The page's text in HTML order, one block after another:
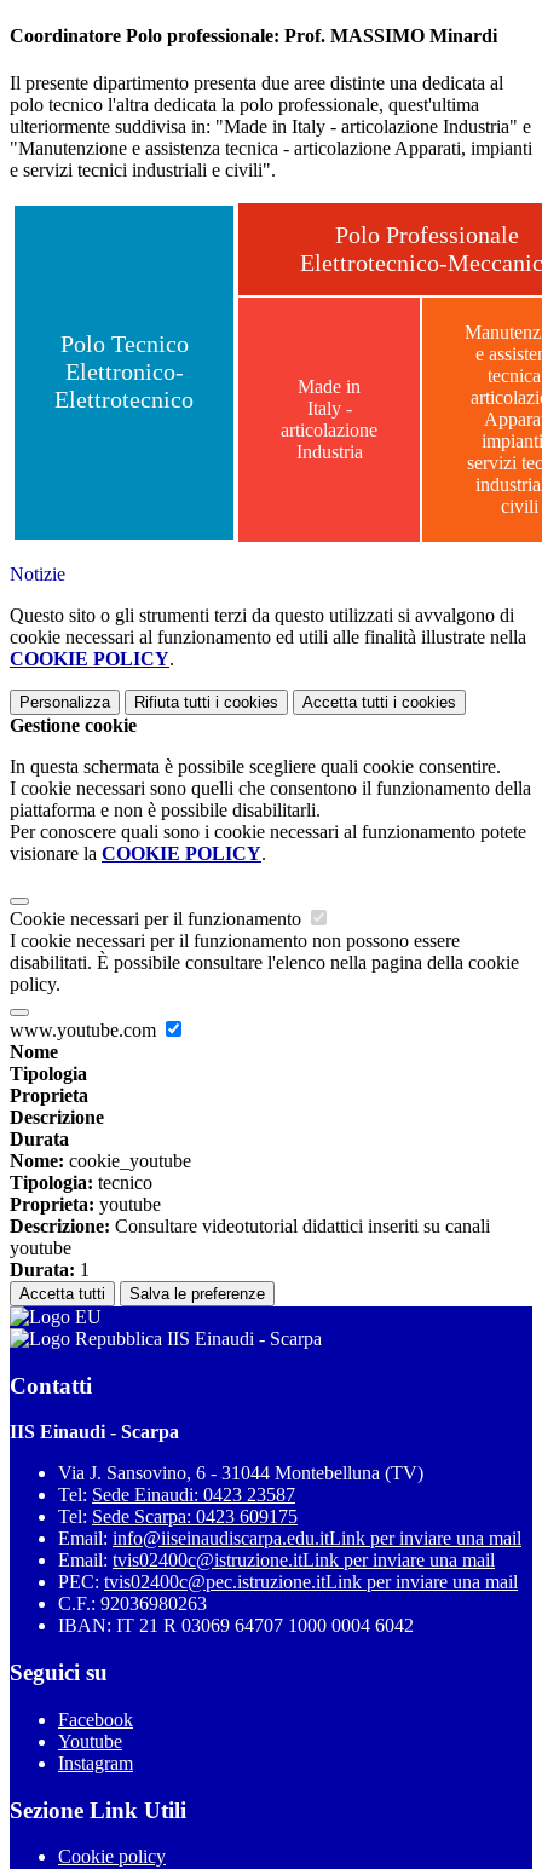
Coordinatore Polo professionale: Prof. MASSIMO Minardi
Il presente dipartimento presenta due aree distinte una dedicata al
polo tecnico l'altra dedicata la polo professionale, quest'ultima
ulteriormente suddivisa in: "Made in Italy - articolazione Industria" e
"Manutenzione e assistenza tecnica - articolazione Apparati, impianti
e servizi tecnici industriali e civili".
Polo Tecnico
Elettronico-
Elettrotecnico
Polo Professionale
Elettrotecnico-
Made in
Italy -
articolazione
Industria
e
servizi
civili
Notizie
Questo sito o gli strumenti terzi da questo utilizzati si avvalgono di
cookie necessari al funzionamento ed utili alle finalità illustrate nella
COOKIE POLICY.
Personalizza Rifiuta tutti i cookies Accetta tutti i cookies
Gestione cookie
In questa schermata è possibile scegliere quali cookie consentire.
I cookie necessari sono quelli che consentono il funzionamento della
piattaforma e non è possibile disabilitarli.
Per conoscere quali sono i cookie necessari al funzionamento potete
visionare la COOKIE POLICY.
Cookie necessari per il funzionamento
I cookie necessari per il funzionamento non possono essere
disabilitati. È possibile consultare l'elenco nella pagina della cookie
policy.
www.youtube.com
Nome
Tipologia
Proprieta
Descrizione
Durata
Nome: cookie_youtube
Tipologia: tecnico
Proprieta: youtube
Descrizione: Consultare videotutorial didattici inseriti su canali
youtube
Durata: 1
Accetta tutti Salva le preferenze
IIS Einaudi - Scarpa
Contatti
IIS Einaudi - Scarpa
Via J. Sansovino, 6 - 31044 Montebelluna (TV)
Tel: Sede Einaudi: 0423 23587
Tel: Sede Scarpa: 0423 609175
Email: info@iiseinaudiscarpa.edu.itLink per inviare una mail
Email: tvis02400c@istruzione.itLink per inviare una mail
PEC: tvis02400c@pec.istruzione.itLink per inviare una mail
C.F.: 92036980263
IBAN: IT 21 R 03069 64707 1000 0004 6042
Seguici su
Facebook
Youtube
Instagram
Sezione Link Utili
Cookie policy